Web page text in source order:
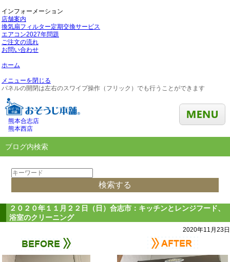
インフォーメーション
店舗案内
換気扇フィルター定期交換サービス
エアコン2027年問題
ご注文の流れ
お問い合わせ
ホーム
メニューを閉じる
パネルの開閉は左右のスワイプ操作（フリック）でも行うことができます
熊本合志店
熊本西店
ブログ内検索
２０２０年１１月２２日（日）合志市：キッチンとレンジフード、
浴室のクリーニング
2020年11月23日